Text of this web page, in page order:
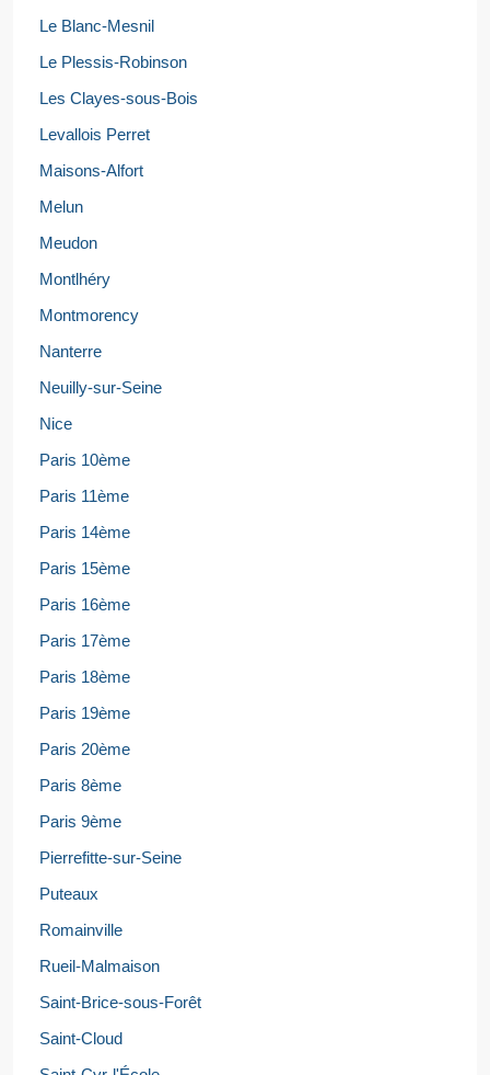
Le Blanc-Mesnil
Le Plessis-Robinson
Les Clayes-sous-Bois
Levallois Perret
Maisons-Alfort
Melun
Meudon
Montlhéry
Montmorency
Nanterre
Neuilly-sur-Seine
Nice
Paris 10ème
Paris 11ème
Paris 14ème
Paris 15ème
Paris 16ème
Paris 17ème
Paris 18ème
Paris 19ème
Paris 20ème
Paris 8ème
Paris 9ème
Pierrefitte-sur-Seine
Puteaux
Romainville
Rueil-Malmaison
Saint-Brice-sous-Forêt
Saint-Cloud